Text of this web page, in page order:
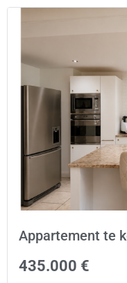
Appartement te
435.000 €